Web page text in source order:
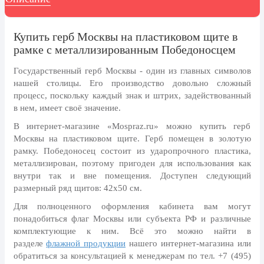
8 марта, Международный женский
27 марта, День театра
1 апреля, День смеха
Апрель, Месячник по
благоустройству
День геолога (первое воскресенье
апреля)
Светлая Пасха
12 апреля, День космонавтики
18 апреля, Дни исторического и
культурного наследия
1 мая, праздник Весны и Труда
6 мая, День герба и флага города
Москвы
9 мая, День Победы
Купить герб Москвы на пластиковом щите в
рамке с металлизированным Победоносцем
Государственный герб Москвы - один из главных символов
нашей столицы. Его производство довольно сложный
процесс, поскольку каждый знак и штрих, задействованный
в нем, имеет своё значение.
В интернет-магазине «Mospraz.ru» можно купить герб
Москвы на пластиковом щите. Герб помещен в золотую
рамку. Победоносец состоит из ударопрочного пластика,
металлизирован, поэтому пригоден для использования как
внутри так и вне помещения. Доступен следующий
размерный ряд щитов: 42х50 см.
Для полноценного оформления кабинета вам могут
понадобиться флаг Москвы или субъекта РФ и различные
комплектующие к ним. Всё это можно найти в
разделефлажной продукции нашего интернет-магазина или
обратиться за консультацией к менеджерам по тел. +7 (495)